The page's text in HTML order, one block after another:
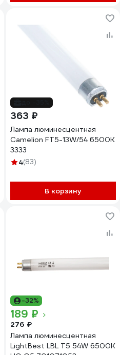
363 ₽
Лампа люминесцентная
Camelion FT5-13W/54 6500K
3333
4(83)
В корзину
-32%
189 ₽
276 ₽
Лампа люминесцентная
LightBest LBL T5 54W 6500K